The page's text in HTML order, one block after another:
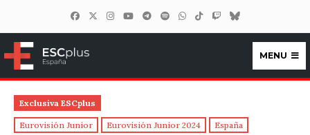
ESCplus España
MENU
Exclusiva ESCplus
Eurovisión Junior Eurovisión Junior 2024 España